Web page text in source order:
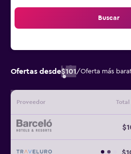
Buscar
Ofertas desde$101/Oferta más
Proveedor Total